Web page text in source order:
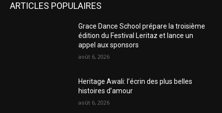
ARTICLES POPULAIRES
Grace Dance School prépare la troisième
édition du Festival Leritaz et lance un
appel aux sponsors
août 6, 2026
Heritage Awali: l’écrin des plus belles
histoires d’amour
août 6, 2026